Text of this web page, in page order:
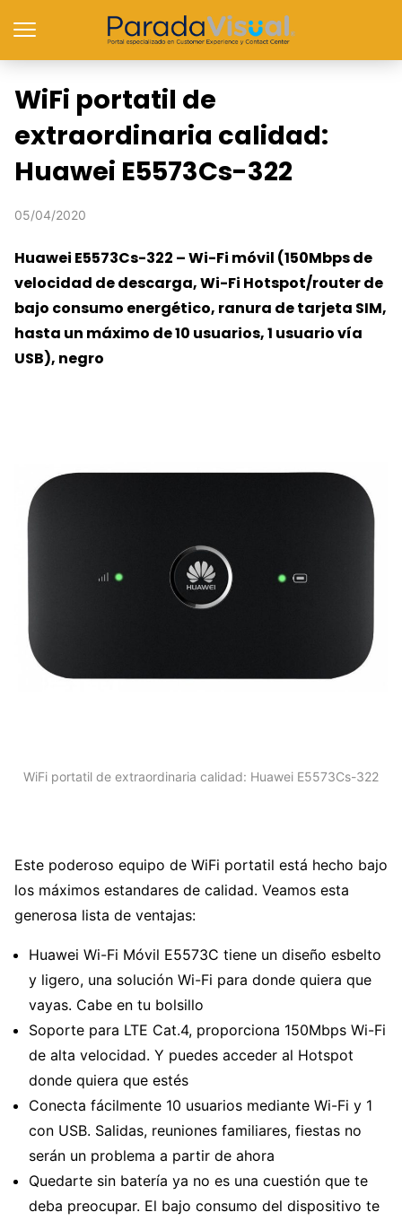
WiFi portatil de
extraordinaria calidad:
Huawei E5573Cs-322
05/04/2020
Huawei E5573Cs-322 – Wi-Fi móvil (150Mbps de
velocidad de descarga, Wi-Fi Hotspot/router de
bajo consumo energético, ranura de tarjeta SIM,
hasta un máximo de 10 usuarios, 1 usuario vía
USB), negro
WiFi portatil de extraordinaria calidad: Huawei E5573Cs-322
Este poderoso equipo de WiFi portatil está hecho bajo
los máximos estandares de calidad. Veamos esta
generosa lista de ventajas:
Huawei Wi-Fi Móvil E5573C tiene un diseño esbelto
y ligero, una solución Wi-Fi para donde quiera que
vayas. Cabe en tu bolsillo
Soporte para LTE Cat.4, proporciona 150Mbps Wi-Fi
de alta velocidad. Y puedes acceder al Hotspot
donde quiera que estés
Conecta fácilmente 10 usuarios mediante Wi-Fi y 1
con USB. Salidas, reuniones familiares, fiestas no
serán un problema a partir de ahora
Quedarte sin batería ya no es una cuestión que te
deba preocupar. El bajo consumo del dispositivo te